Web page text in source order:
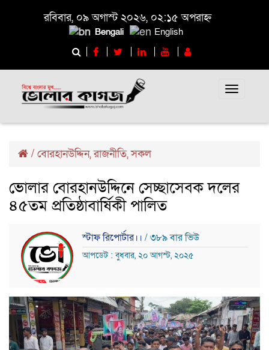
রবিবার, ০৯ অগাস্ট ২০২৬, ০২:১৫ অপরাহ্ন
Bengali English
Toggle
/ বোরহানউদ্দিন,রাজনীতি,সকল
ভোলার বোরহানউদ্দিনে সেচ্ছাসেবক দলের
৪৫তম প্রতিষ্ঠাবার্ষিকী পালিত
স্টাফ রিপোর্টার।। / ৩৮৯ বার ভিউ
আপডেট : বুধবার, ২০ আগস্ট, ২০২৫